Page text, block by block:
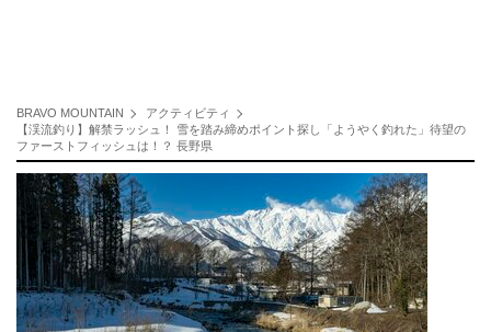
BRAVO MOUNTAIN
アクティビティ
【渓流釣り】解禁ラッシュ！ 雪を踏み締めポイント探し「ようやく釣れた」待望の
ファーストフィッシュは！？ 長野県